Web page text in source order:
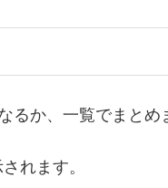
るか、一覧でまとめ
れます。